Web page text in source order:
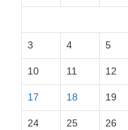
3 4 5
10 11 12
17 18 19
24 25 26